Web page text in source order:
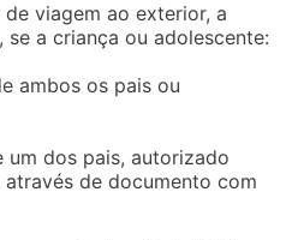
viagem ao exterior, a
a criança ou adolescente:
ambos os pais ou
um dos pais, autorizado
de documento com